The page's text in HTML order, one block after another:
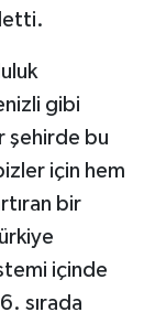
gibi
şehirde bu
için hem
bir
içinde
sırada